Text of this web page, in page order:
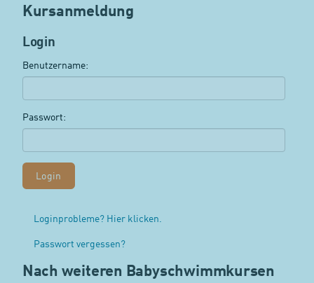
Kursanmeldung
Login
Benutzername:
Passwort:
Loginprobleme? Hier klicken.
Passwort vergessen?
Nach weiteren Babyschwimmkursen